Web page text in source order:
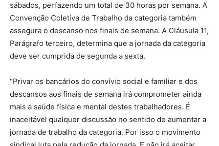
sábados, perfazendo um total de 30 horas por semana. A
Convenção Coletiva de Trabalho da categoria também
assegura o descanso nos finais de semana. A Cláusula 11,
Parágrafo terceiro, determina que a jornada da categoria
deve ser cumprida de segunda a sexta.
“Privar os bancários do convívio social e familiar e dos
descansos aos finais de semana irá comprometer ainda
mais a saúde física e mental destes trabalhadores. É
inaceitável qualquer discussão no sentido de aumentar a
jornada de trabalho da categoria. Por isso o movimento